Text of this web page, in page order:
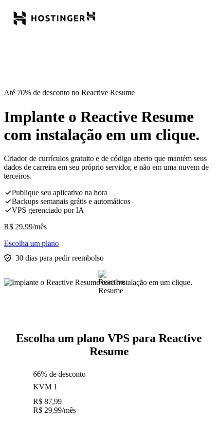
Até 70% de desconto no Reactive Resume
Implante o Reactive Resume
com instalação em um clique.
Criador de currículos gratuito e de código aberto que mantém seus
dados de carreira em seu próprio servidor, e não em uma nuvem de
terceiros.
Publique seu aplicativo na hora
Backups semanais grátis e automáticos
VPS gerenciado por IA
R$ 29,99/mês
Escolha um plano
30 dias para pedir reembolso
Escolha um plano VPS para Reactive
Resume
66% de desconto
KVM 1
R$ 87,99
R$ 29,99/mês